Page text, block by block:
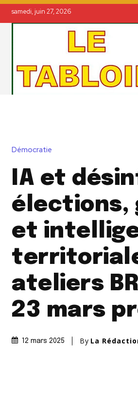
samedi, juin 27, 2026
Démocratie
IA et
élections,
et
ateliers
23 mars
12 mars 2025 By La